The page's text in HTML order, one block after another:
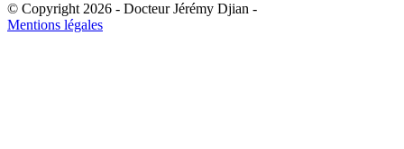
© Copyright 2026 - Docteur Jérémy Djian -
Mentions légales